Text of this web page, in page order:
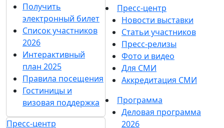
Получить
электронный билет
Список участников
2026
Интерактивный
план 2025
Правила посещения
Гостиницы и
визовая поддержка
Пресс-центр
Пресс-центр
Новости выставки
Статьи участников
Пресс-релизы
Фото и видео
Для СМИ
Аккредитация СМИ
Программа
Деловая программа
2026